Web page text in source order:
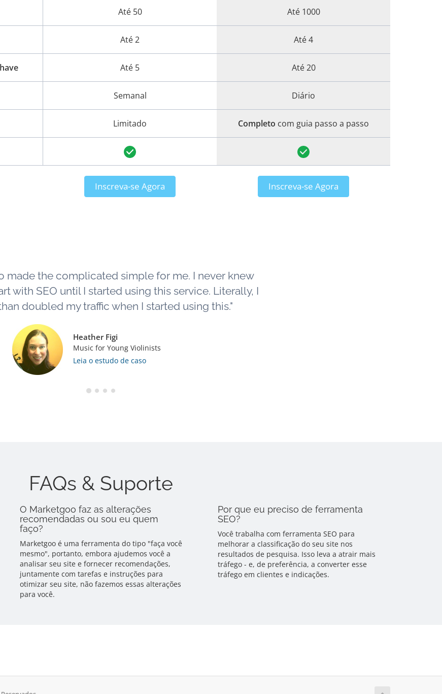
Até 50
Até 2
Até 5
Semanal
Limitado
Inscreva-se Agora
Até 1000
Até 4
Até 20
Diário
Completo com guia passo a passo
Inscreva-se Agora
made the complicated simple for me. I never knew
with SEO until I started using this service. Literally, I
doubled my traffic when I started using this."
Heather Figi
Music for Young Violinists
Leia o estudo de caso
FAQs & Suporte
O Marketgoo faz as alterações
recomendadas ou sou eu quem
faço?
Marketgoo é uma ferramenta do tipo "faça você
mesmo", portanto, embora ajudemos você a
analisar seu site e fornecer recomendações,
juntamente com tarefas e instruções para
otimizar seu site, não fazemos essas alterações
para você.
Por que eu preciso de ferramenta
SEO?
Você trabalha com ferramenta SEO para
melhorar a classificação do seu site nos
resultados de pesquisa. Isso leva a atrair mais
tráfego - e, de preferência, a converter esse
tráfego em clientes e indicações.